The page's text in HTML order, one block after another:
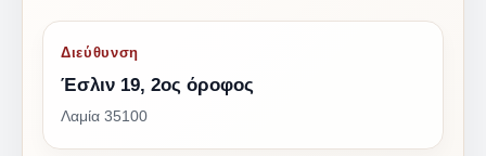
Διεύθυνση
Έσλιν 19, 2ος όροφος
Λαμία 35100